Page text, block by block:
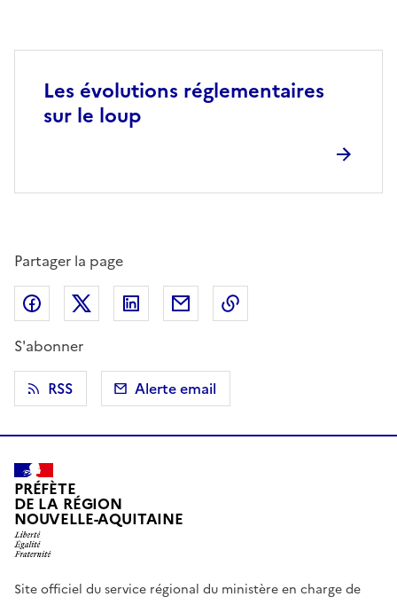
Les évolutions réglementaires
sur le loup
Partager la page
Partager sur Facebook
Partager sur X (anciennement Twitter)
Partager sur LinkedIn
Partager par email
S'abonner
RSS
Alerte email
PRÉFÈTE
DE LA RÉGION
NOUVELLE-AQUITAINE
Site officiel du service régional du ministère en charge de